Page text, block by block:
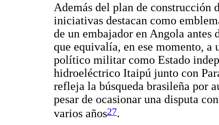
Además del plan de construcción
iniciativas destacan como
de un embajador en Angola
que equivalía, en ese momento,
político militar como Estado
hidroeléctrico Itaipú junto con
refleja la búsqueda brasileña por
pesar de ocasionar una disputa
varios años27.